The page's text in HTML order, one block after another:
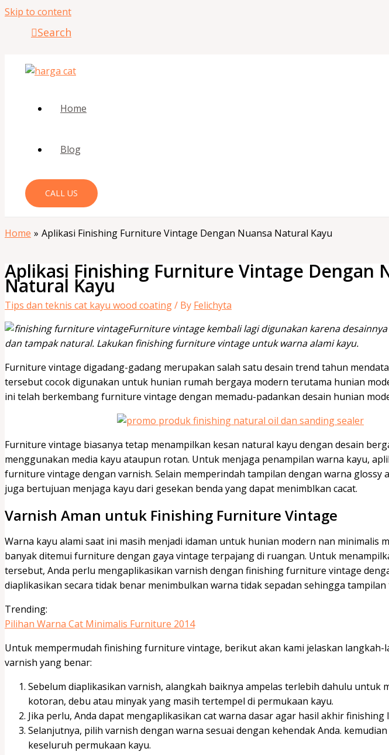
Skip to content
Search
Home
Blog
CALL US
Home Aplikasi Finishing Furniture Vintage Dengan Nuansa Natural Kayu
Aplikasi Finishing Furniture Vintage Dengan
Natural Kayu
Tips dan teknis cat kayu wood coating/ By Felichyta
Furniture vintage kembali lagi digunakan karena
dan tampak natural. Lakukan finishing furniture vintage untuk warna alami kayu.
Furniture vintage digadang-gadang merupakan salah satu desain trend tahun
tersebut cocok digunakan untuk hunian rumah bergaya modern terutama hunian
ini telah berkembang furniture vintage dengan memadu-padankan desain hunian
Furniture vintage biasanya tetap menampilkan kesan natural kayu dengan desain
menggunakan media kayu ataupun rotan. Untuk menjaga penampilan warna kayu,
furniture vintage dengan varnish. Selain memperindah tampilan dengan warna glossy
juga bertujuan menjaga kayu dari gesekan benda yang dapat menimblkan cacat.
Varnish Aman untuk Finishing Furniture Vintage
Warna kayu alami saat ini masih menjadi idaman untuk hunian modern nan minimalis
banyak ditemui furniture dengan gaya vintage terpajang di ruangan. Untuk
tersebut, Anda perlu mengaplikasikan varnish dengan finishing furniture vintage
diaplikasikan secara tidak benar menimbulkan warna tidak sepadan sehingga
Trending:
Pilihan Warna Cat Minimalis Furniture 2014
Untuk mempermudah finishing furniture vintage, berikut akan kami jelaskan langkah-
varnish yang benar:
Sebelum diaplikasikan varnish, alangkah baiknya ampelas terlebih dahulu untuk
kotoran, debu atau minyak yang masih tertempel di permukaan kayu.
Jika perlu, Anda dapat mengaplikasikan cat warna dasar agar hasil akhir finishing
Selanjutnya, pilih varnish dengan warna sesuai dengan kehendak Anda.
keseluruh permukaan kayu.